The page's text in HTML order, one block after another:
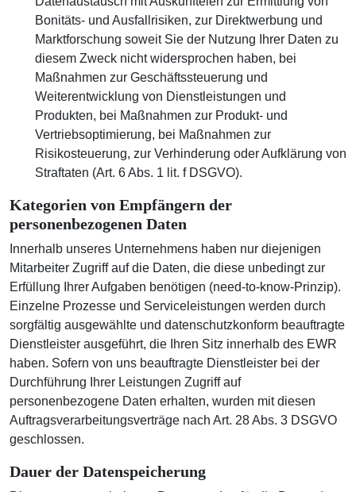
Bonitäts- und Ausfallrisiken, zur Direktwerbung und
Marktforschung soweit Sie der Nutzung Ihrer Daten zu
diesem Zweck nicht widersprochen haben, bei
Maßnahmen zur Geschäftssteuerung und
Weiterentwicklung von Dienstleistungen und
Produkten, bei Maßnahmen zur Produkt- und
Vertriebsoptimierung, bei Maßnahmen zur
Risikosteuerung, zur Verhinderung oder Aufklärung von
Straftaten (Art. 6 Abs. 1 lit. f DSGVO).
Kategorien von Empfängern der
personenbezogenen Daten
Innerhalb unseres Unternehmens haben nur diejenigen
Mitarbeiter Zugriff auf die Daten, die diese unbedingt zur
Erfüllung Ihrer Aufgaben benötigen (need-to-know-Prinzip).
Einzelne Prozesse und Serviceleistungen werden durch
sorgfältig ausgewählte und datenschutzkonform beauftragte
Dienstleister ausgeführt, die Ihren Sitz innerhalb des EWR
haben. Sofern von uns beauftragte Dienstleister bei der
Durchführung Ihrer Leistungen Zugriff auf
personenbezogene Daten erhalten, wurden mit diesen
Auftragsverarbeitungsverträge nach Art. 28 Abs. 3 DSGVO
geschlossen.
Dauer der Datenspeicherung